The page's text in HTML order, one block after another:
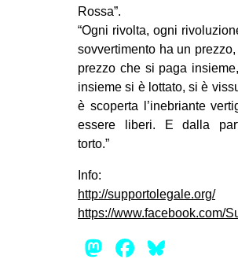
Rossa”.
“Ogni rivolta, ogni
sovvertimento ha un prezzo,
prezzo che si paga
insieme si è lottato, si è
è scoperta l’inebriante
essere liberi. E dalla
torto.”
Info:
http://supportolegale.org/
https://www.facebook.com/
Mastodon
Facebook